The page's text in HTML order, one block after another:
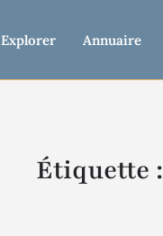
Explorer Annuaire
Étiquette :